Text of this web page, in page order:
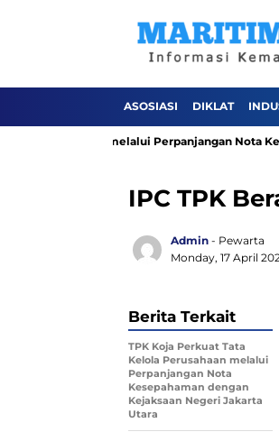
ASOSIASI DIKLAT
Perusahaan melalui Perpanjangan Nota
IPC TPK
Admin - Pewarta
Monday, 17 April
Berita Terkait
TPK Koja Perkuat Tata
Kelola Perusahaan melalui
Perpanjangan Nota
Kesepahaman dengan
Kejaksaan Negeri Jakarta
Utara